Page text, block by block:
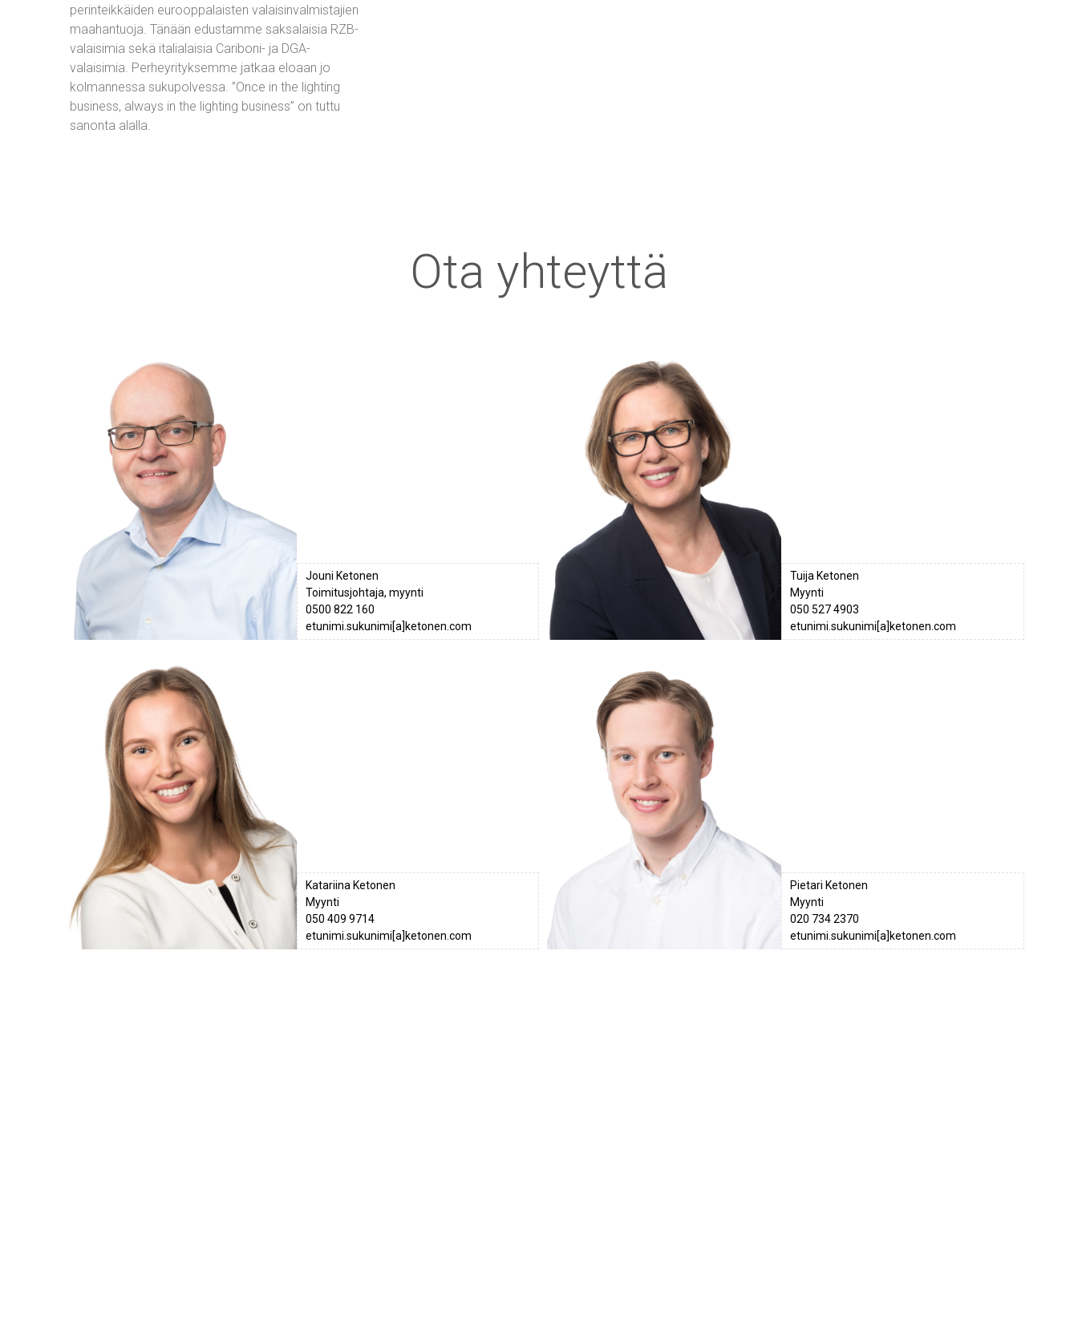
perinteikkäiden eurooppalaisten valaisinvalmistajien
maahantuoja. Tänään edustamme saksalaisia RZB-
valaisimia sekä italialaisia Cariboni- ja DGA-
valaisimia. Perheyrityksemme jatkaa eloaan jo
kolmannessa sukupolvessa. ”Once in the lighting
business, always in the lighting business” on tuttu
sanonta alalla.
Ota yhteyttä
Jouni Ketonen
Toimitusjohtaja, myynti
0500 822 160
etunimi.sukunimi[a]ketonen.com
Tuija Ketonen
Myynti
050 527 4903
etunimi.sukunimi[a]ketonen.com
Katariina Ketonen
Myynti
050 409 9714
etunimi.sukunimi[a]ketonen.com
Pietari Ketonen
Myynti
020 734 2370
etunimi.sukunimi[a]ketonen.com